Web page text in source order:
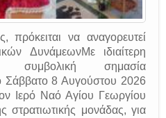
πρόκειται να αναγορευτεί
ΔυνάμεωνΜε ιδιαίτερη
συμβολική σημασία
Σάββατο 8 Αυγούστου 2026
Ιερό Ναό Αγίου Γεωργίου
στρατιωτικής μονάδας, για